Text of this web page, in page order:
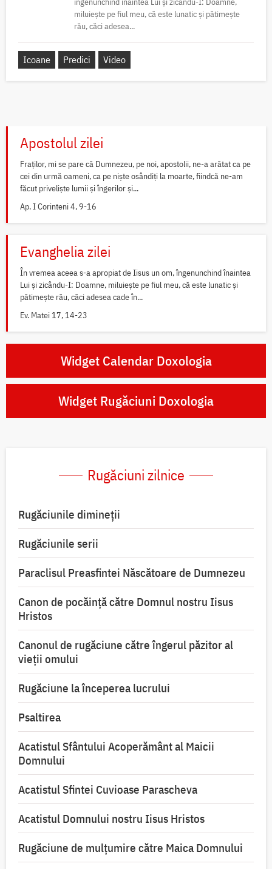
miluiește pe fiul meu, că este lunatic și pătimește
rău, căci adesea...
Icoane Predici Video
Apostolul zilei
Fraților, mi se pare că Dumnezeu, pe noi, apostolii, ne-a arătat ca pe
cei din urmă oameni, ca pe niște osândiți la moarte, fiindcă ne-am
făcut priveliște lumii și îngerilor și...
Ap. I Corinteni 4, 9-16
Evanghelia zilei
În vremea aceea s-a apropiat de Iisus un om, îngenunchind înaintea
Lui și zicându-I: Doamne, miluiește pe fiul meu, că este lunatic și
pătimește rău, căci adesea cade în...
Ev. Matei 17, 14-23
Widget Calendar Doxologia
Widget Rugăciuni Doxologia
Rugăciuni zilnice
Rugăciunile dimineții
Rugăciunile serii
Paraclisul Preasfintei Născătoare de Dumnezeu
Canon de pocăință către Domnul nostru Iisus
Hristos
Canonul de rugăciune către îngerul păzitor al
vieții omului
Rugăciune la începerea lucrului
Psaltirea
Acatistul Sfântului Acoperământ al Maicii
Domnului
Acatistul Sfintei Cuvioase Parascheva
Acatistul Domnului nostru Iisus Hristos
Rugăciune de mulţumire către Maica Domnului